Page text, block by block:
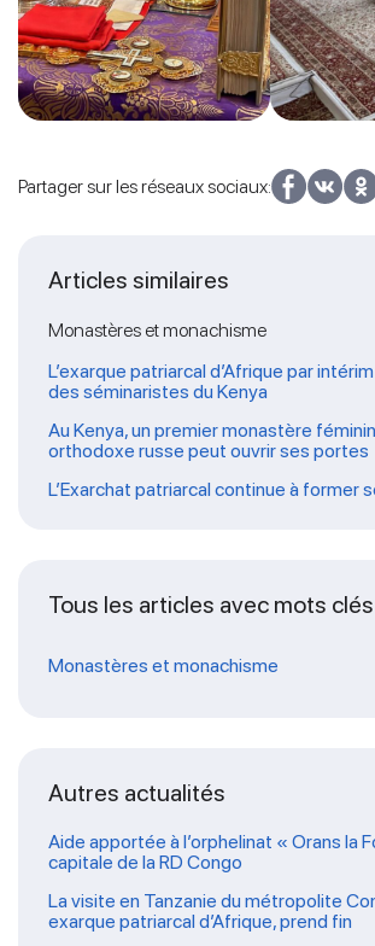
Partager sur les réseaux sociaux:
Articles similaires
Monastères et monachisme
L’exarque patriarcal d’Afrique par
des séminaristes du Kenya
Au Kenya, un premier monastère féminin
orthodoxe russe peut ouvrir ses portes
L’Exarchat patriarcal continue à former
Tous les articles avec mots clés
Monastères et monachisme
Autres actualités
Aide apportée à l’orphelinat « Orans la
capitale de la RD Congo
La visite en Tanzanie du métropolite
exarque patriarcal d’Afrique, prend fin